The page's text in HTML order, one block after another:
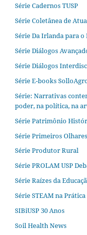
Série Cadernos TUSP
Série Coletânea de
Série Da Irlanda para o
Série Diálogos
Série Diálogos
Série E-books
Série: Narrativas
poder, na política, na
Série Patrimônio
Série Primeiros Olhares
Série Produtor Rural
Série PROLAM USP
Série Raízes da
Série STEAM na Prática
SIBiUSP 30 Anos
Soil Health News